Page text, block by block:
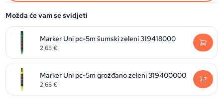
Možda će vam se svidjeti
Marker Uni pc-5m šumski zeleni 319418000
2,65€
Marker Uni pc-5m grožđano zeleni 319400000
2,65€